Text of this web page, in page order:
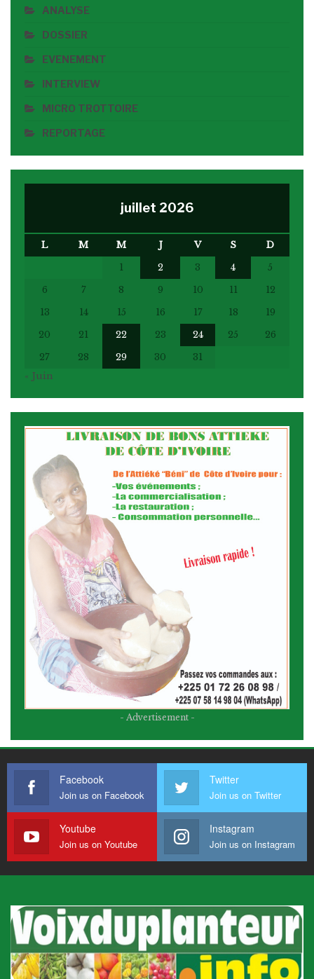
ANALYSE
DOSSIER
EVENEMENT
INTERVIEW
MICRO TROTTOIRE
REPORTAGE
juillet 2026
L M M J V S
D
1
2 3 4
5
6
7 8 9 10 11
12
13
14 15 16 17 18
19
20
21 22 23 24 25
26
27
28 29 30
31
« Juin
- Advertisement -
Facebook
Join us on Facebook
Twitter
Join us on Twitter
Youtube
Join us on Youtube
Instagram
Join us on Instagram